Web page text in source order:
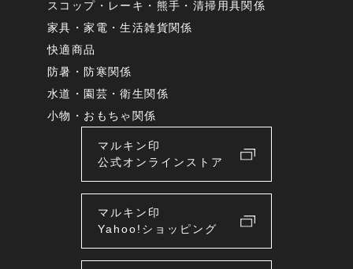
スコップ・レーキ・熊手・清掃用具関係
家具・家電・生活雑貨関係
快適商品
防暑・防寒関係
水道・園芸・衛生関係
小物・おもちゃ関係
マルキン印
公式オンラインストア
マルキン印
Yahoo!ショッピング